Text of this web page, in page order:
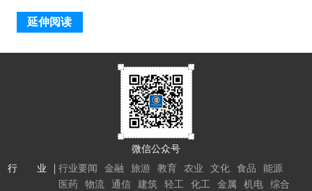
延伸阅读
微信公众号
行 业
行业要闻 金融 旅游 教育 农业 文化 食品
能源
医药
物流 通信 建筑 轻工 化工 金属 机电
综合